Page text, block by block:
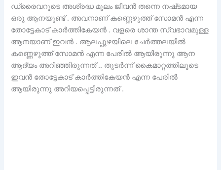
ഡ്രൈവറുടെ അശ്രദ്ധ മൂലം ജീവൻ തന്നെ നഷ്‌ടമായ
ഒരു ആനയുണ്ട് . അവനാണ് കണ്ണെഴുത്ത് സോമൻ എന്ന
തോട്ടേകാട് കാർത്തികേയൻ . വളരെ ശാന്ത സ്വഭാവമുള്ള
ആനയാണ് ഇവൻ . ആലപ്പുഴയിലെ ചേർത്തലയിൽ
കണ്ണെഴുത്ത് സോമൻ എന്ന പേരിൽ ആയിരുന്നു ആന
ആദ്യം അറിഞ്ഞിരുന്നത് .. തുടർന്ന് കൈമാറ്റത്തിലൂടെ
ഇവൻ തോട്ടേകാട് കാർത്തികേയൻ എന്ന പേരിൽ
ആയിരുന്നു അറിയപ്പെട്ടിരുന്നത് .